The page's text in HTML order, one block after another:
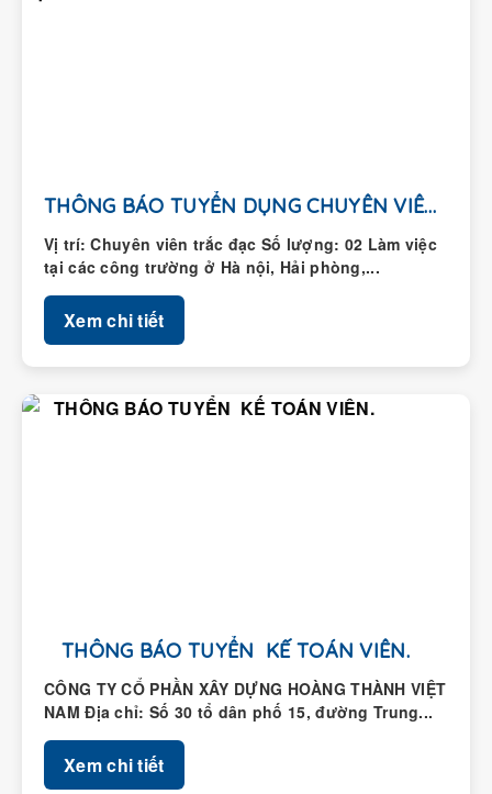
THÔNG BÁO TUYỂN DỤNG CHUYÊN VIÊN TRẮC ĐẠC
Vị trí: Chuyên viên trắc đạc Số lượng: 02 Làm việc
tại các công trường ở Hà nội, Hải phòng,...
Xem chi tiết
THÔNG BÁO TUYỂN KẾ TOÁN VIÊN.
CÔNG TY CỔ PHẦN XÂY DỰNG HOÀNG THÀNH VIỆT
NAM Địa chỉ: Số 30 tổ dân phố 15, đường Trung...
Xem chi tiết